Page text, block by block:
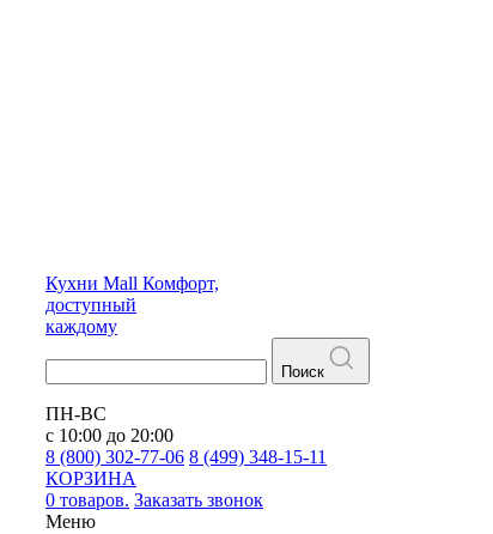
Кухни Mall Комфорт,
доступный
каждому
Поиск
ПН-ВС
с 10:00 до 20:00
8 (800) 302-77-06 8 (499) 348-15-11
КОРЗИНА
0 товаров. Заказать звонок
Меню